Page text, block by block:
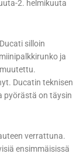
2. helmikuuta
silloin
ja
Ducatin teknisen
pyörästä on täysin
verrattuna.
ensimmäisissä